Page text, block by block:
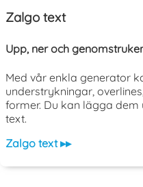
Zalgo text
Upp, ner och
Med vår enkla generator
understrykningar,
former. Du kan lägga dem
text.
Zalgo text ▸▸